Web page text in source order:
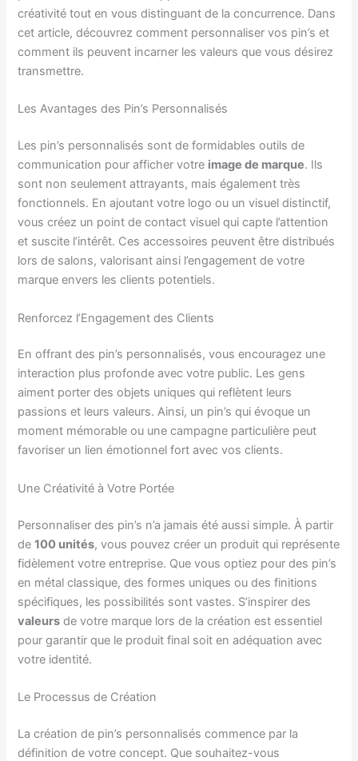
créativité tout en vous distinguant de la concurrence. Dans
cet article, découvrez comment personnaliser vos pin’s et
comment ils peuvent incarner les valeurs que vous désirez
transmettre.
Les Avantages des Pin’s Personnalisés
Les pin’s personnalisés sont de formidables outils de
communication pour afficher votre image de marque. Ils
sont non seulement attrayants, mais également très
fonctionnels. En ajoutant votre logo ou un visuel distinctif,
vous créez un point de contact visuel qui capte l’attention
et suscite l’intérêt. Ces accessoires peuvent être distribués
lors de salons, valorisant ainsi l’engagement de votre
marque envers les clients potentiels.
Renforcez l’Engagement des Clients
En offrant des pin’s personnalisés, vous encouragez une
interaction plus profonde avec votre public. Les gens
aiment porter des objets uniques qui reflètent leurs
passions et leurs valeurs. Ainsi, un pin’s qui évoque un
moment mémorable ou une campagne particulière peut
favoriser un lien émotionnel fort avec vos clients.
Une Créativité à Votre Portée
Personnaliser des pin’s n’a jamais été aussi simple. À partir
de100 unités, vous pouvez créer un produit qui représente
fidèlement votre entreprise. Que vous optiez pour des pin’s
en métal classique, des formes uniques ou des finitions
spécifiques, les possibilités sont vastes. S’inspirer des
valeurs de votre marque lors de la création est essentiel
pour garantir que le produit final soit en adéquation avec
votre identité.
Le Processus de Création
La création de pin’s personnalisés commence par la
définition de votre concept. Que souhaitez-vous